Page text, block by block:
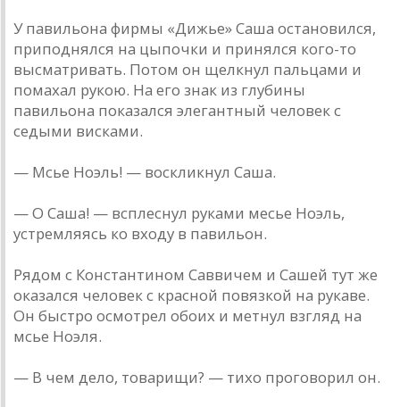
У павильона фирмы «Дижье» Саша остановился,
приподнялся на цыпочки и принялся кого-то
высматривать. Потом он щелкнул пальцами и
помахал рукою. На его знак из глубины
павильона показался элегантный человек с
седыми висками.
— Мсье Ноэль! — воскликнул Саша.
— О Саша! — всплеснул руками месье Ноэль,
устремляясь ко входу в павильон.
Рядом с Константином Саввичем и Сашей тут же
оказался человек с красной повязкой на рукаве.
Он быстро осмотрел обоих и метнул взгляд на
мсье Ноэля.
— В чем дело, товарищи? — тихо проговорил он.